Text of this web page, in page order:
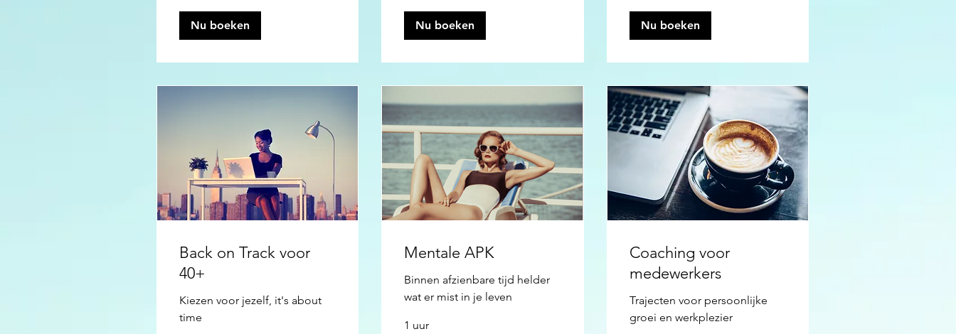
Nu boeken Nu boeken Nu boeken
Back on Track voor
40+
Kiezen voor jezelf, it's about
time
Mentale APK
Binnen afzienbare tijd helder
wat er mist in je leven
1 uur
Coaching voor
medewerkers
Trajecten voor persoonlijke
groei en werkplezier